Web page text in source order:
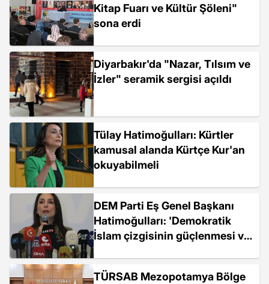
Kitap Fuarı ve Kültür Şöleni"
sona erdi
Diyarbakır'da "Nazar, Tılsım ve
İzler" seramik sergisi açıldı
Tülay Hatimoğulları: Kürtler
kamusal alanda Kürtçe Kur'an
okuyabilmeli
DEM Parti Eş Genel Başkanı
Hatimoğulları: 'Demokratik
İslam çizgisinin güçlenmesi ve
TÜRSAB Mezopotamya Bölge